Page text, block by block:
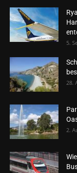
5.
28.
2.